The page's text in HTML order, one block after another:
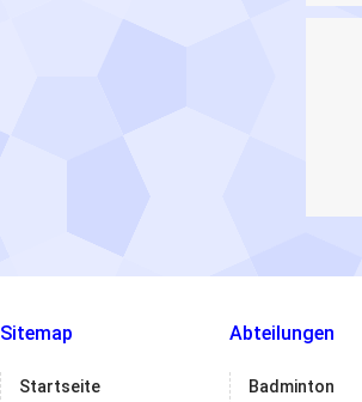
Sitemap
Startseite
Abteilungen
Badminton